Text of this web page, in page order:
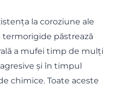
la coroziune ale
păstrează
a mufei timp de mulți
și în timpul
chimice. Toate aceste